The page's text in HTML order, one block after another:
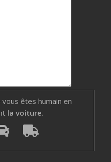
êtes humain en
la voiture.